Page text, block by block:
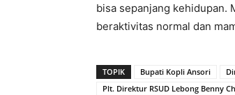
bisa sepanjang kehidupan.
beraktivitas normal dan
TOPIK Bupati Kopli Ansori
Plt. Direktur RSUD Lebong Benny